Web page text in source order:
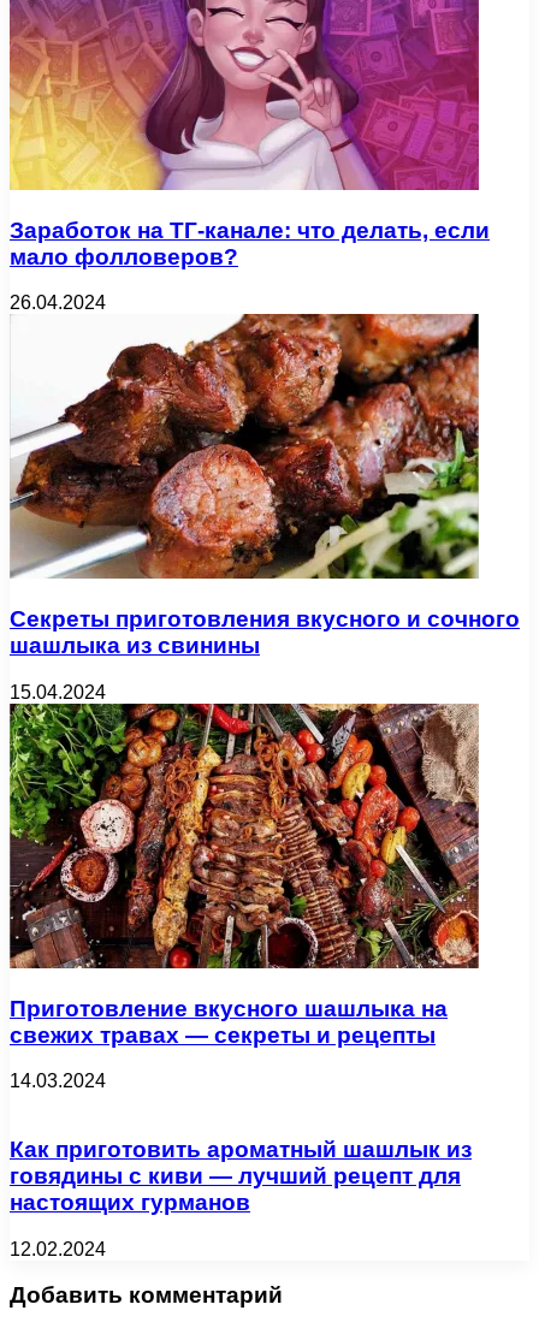
Заработок на ТГ-канале: что делать, если
мало фолловеров?
26.04.2024
Секреты приготовления вкусного и сочного
шашлыка из свинины
15.04.2024
Приготовление вкусного шашлыка на
свежих травах — секреты и рецепты
14.03.2024
Как приготовить ароматный шашлык из
говядины с киви — лучший рецепт для
настоящих гурманов
12.02.2024
Добавить комментарий